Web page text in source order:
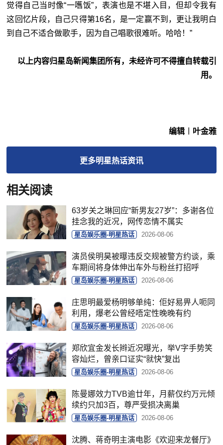
觉得自己当时像“一嚿饭”，表演也是不堪入目，但却令我有
这回忆片段，自己只得第16名，是一定赢不到，更让我明白
到自己不适合做歌手，因为自己唱歌很难听。哈哈！”
以上内容归星岛新闻集团所有，未经许可不得擅自转载引
用。
编辑︱叶金雅
更多明星热话资讯
相关阅读
63岁关之琳回应“新男友27岁”：多谢各位
挂念我的近况，网传恋情不属实
星岛娱乐圈-明星热话 2026-08-06
演员侯明昊被曝违反交规被警方约谈，乘
车期间将身体伸出车外与粉丝打招呼
星岛娱乐圈-明星热话 2026-08-06
庄思明最爱杨明够单纯：佢好易畀人呃同
利用，爆老公曾经唔定性晚晚有约
星岛娱乐圈-明星热话 2026-08-06
郑欣宜金发长辫近况曝光，举V字手势笑
容灿烂，曾亲口证实“就快”复出
星岛娱乐圈-明星热话 2026-08-06
陈曼娜效力TVB逾廿年，月薪仅约万元倾
续约只加3百，尊严受损决离巢
星岛娱乐圈-明星热话 2026-08-06
沈腾、蒋奇明主演电影《欢迎来龙餐厅》